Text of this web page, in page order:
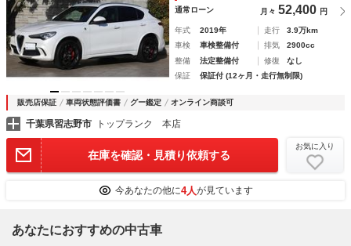
通常ローン 月々 52,400 円
年式 2019年 走行
3.9万km
車検
車検整備付 排気
2900cc
整備
法定整備付 修復
なし
保証
保証付 (12ヶ月・走行無制限)
販売店保証 車両状態評価書 グー鑑定 オンライン商談可
千葉県習志野市 トップランク 本店
在庫を確認・見積り依頼する
お気に入り
今あなたの他に4人が見ています
あなたにおすすめの中古車